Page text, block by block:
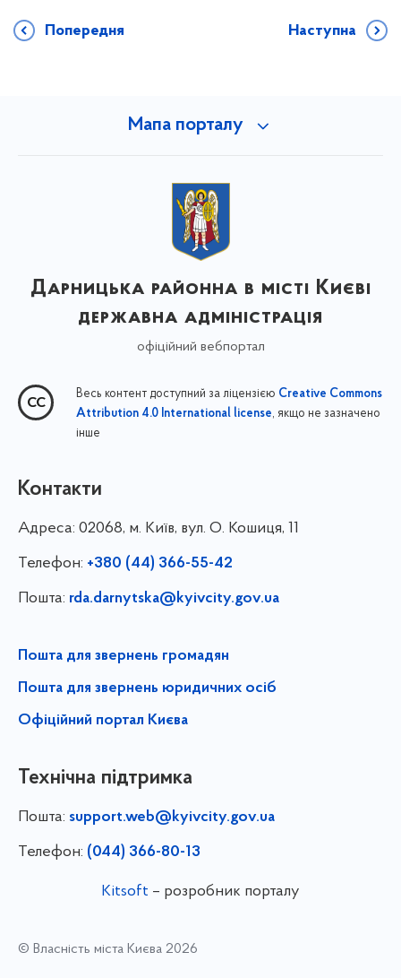
Попередня Наступна
Мапа порталу
Дарницька районна в місті Києві
державна адміністрація
офіційний вебпортал
Весь контент доступний за ліцензією Creative Commons
Attribution 4.0 International license, якщо не зазначено
інше
Контакти
Адреса: 02068, м. Київ, вул. О. Кошиця, 11
Телефон: +380 (44) 366-55-42
Пошта: rda.darnytska@kyivcity.gov.ua
Пошта для звернень громадян
Пошта для звернень юридичних осіб
Офіційний портал Києва
Технічна підтримка
Пошта: support.web@kyivcity.gov.ua
Телефон: (044) 366-80-13
Kitsoft – розробник порталу
© Власність міста Києва 2026